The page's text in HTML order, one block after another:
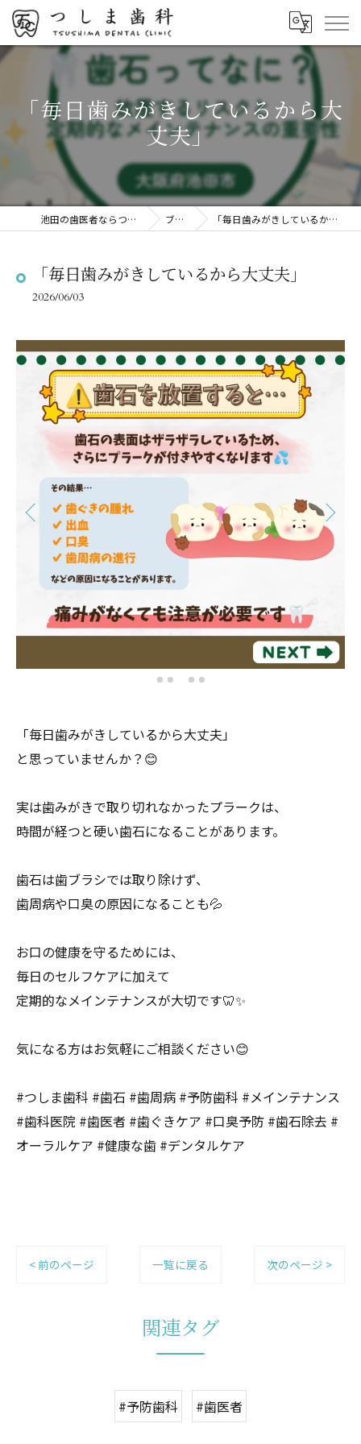
「毎日歯みがきしているから大
丈夫」
池田の歯医者ならつしま歯科 ブログ 「毎日歯みがきしているから大丈夫」
「毎日歯みがきしているから大丈夫」
2026/06/03
「毎日歯みがきしているから大丈夫」
と思っていませんか？😊
実は歯みがきで取り切れなかったプラークは、
時間が経つと硬い歯石になることがあります。
歯石は歯ブラシでは取り除けず、
歯周病や口臭の原因になることも💦
お口の健康を守るためには、
毎日のセルフケアに加えて
定期的なメインテナンスが大切です🦷✨
気になる方はお気軽にご相談ください😊
#つしま歯科 #歯石 #歯周病 #予防歯科 #メインテナンス
#歯科医院 #歯医者 #歯ぐきケア #口臭予防 #歯石除去 #
オーラルケア #健康な歯 #デンタルケア
< 前のページ 一覧に戻る 次のページ >
関連タグ
#予防歯科 #歯医者